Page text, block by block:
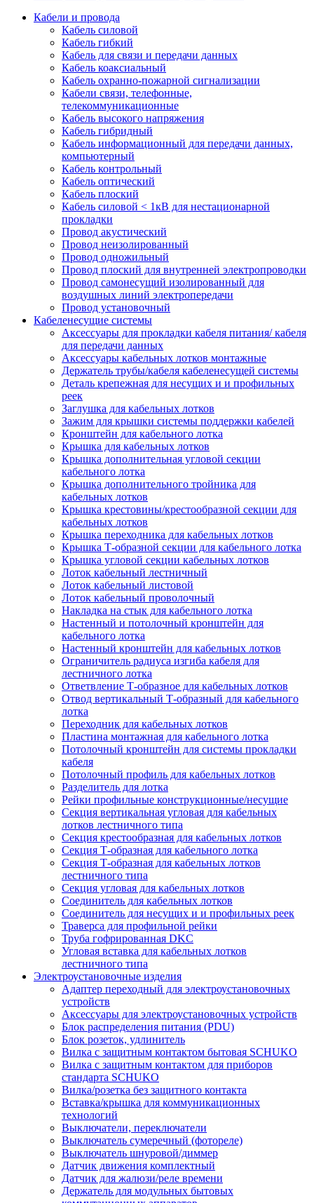
Кабели и провода
Кабель силовой
Кабель гибкий
Кабель для связи и передачи данных
Кабель коаксиальный
Кабель охранно-пожарной сигнализации
Кабели связи, телефонные,
телекоммуникационные
Кабель высокого напряжения
Кабель гибридный
Кабель информационный для передачи данных,
компьютерный
Кабель контрольный
Кабель оптический
Кабель плоский
Кабель силовой < 1кВ для нестационарной
прокладки
Провод акустический
Провод неизолированный
Провод одножильный
Провод плоский для внутренней электропроводки
Провод самонесущий изолированный для
воздушных линий электропередачи
Провод установочный
Кабеленесущие системы
Аксессуары для прокладки кабеля питания/ кабеля
для передачи данных
Аксессуары кабельных лотков монтажные
Держатель трубы/кабеля кабеленесущей системы
Деталь крепежная для несущих и и профильных
реек
Заглушка для кабельных лотков
Зажим для крышки системы поддержки кабелей
Кронштейн для кабельного лотка
Крышка для кабельных лотков
Крышка дополнительная угловой секции
кабельного лотка
Крышка дополнительного тройника для
кабельных лотков
Крышка крестовины/крестообразной секции для
кабельных лотков
Крышка переходника для кабельных лотков
Крышка Т-образной секции для кабельного лотка
Крышка угловой секции кабельных лотков
Лоток кабельный лестничный
Лоток кабельный листовой
Лоток кабельный проволочный
Накладка на стык для кабельного лотка
Настенный и потолочный кронштейн для
кабельного лотка
Настенный кронштейн для кабельных лотков
Ограничитель радиуса изгиба кабеля для
лестничного лотка
Ответвление Т-образное для кабельных лотков
Отвод вертикальный Т-образный для кабельного
лотка
Переходник для кабельных лотков
Пластина монтажная для кабельного лотка
Потолочный кронштейн для системы прокладки
кабеля
Потолочный профиль для кабельных лотков
Разделитель для лотка
Рейки профильные конструкционные/несущие
Секция вертикальная угловая для кабельных
лотков лестничного типа
Секция крестообразная для кабельных лотков
Секция Т-образная для кабельного лотка
Секция Т-образная для кабельных лотков
лестничного типа
Секция угловая для кабельных лотков
Соединитель для кабельных лотков
Соединитель для несущих и и профильных реек
Траверса для профильной рейки
Труба гофрированная DKC
Угловая вставка для кабельных лотков
лестничного типа
Электроустановочные изделия
Адаптер переходный для электроустановочных
устройств
Аксессуары для электроустановочных устройств
Блок распределения питания (PDU)
Блок розеток, удлинитель
Вилка с защитным контактом бытовая SCHUKO
Вилка с защитным контактом для приборов
стандарта SCHUKO
Вилка/розетка без защитного контакта
Вставка/крышка для коммуникационных
технологий
Выключатели, переключатели
Выключатель сумеречный (фотореле)
Выключатель шнуровой/диммер
Датчик движения комплектный
Датчик для жалюзи/реле времени
Держатель для модульных бытовых